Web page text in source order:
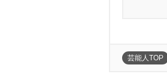
芸能人TOP